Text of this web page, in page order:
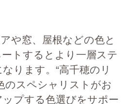
や窓、屋根などの色と
ートするとより一層ステ
ります。“高千穂のリ
のスペシャリストがお
プする色選びをサポー